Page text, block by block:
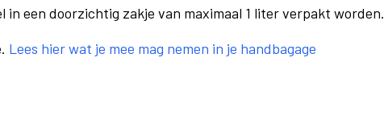
een doorzichtig zakje van maximaal 1 liter verpakt worden.
Lees hier wat je mee mag nemen in je handbagage